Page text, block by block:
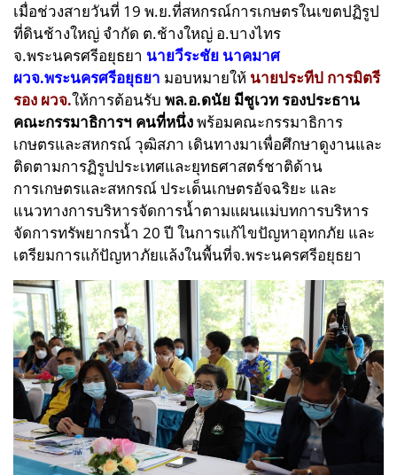
เมื่อช่วงสายวันที่ 19 พ.ย.ที่สหกรณ์การเกษตรในเขตปฏิรูป
ที่ดินช้างใหญ่ จำกัด ต.ช้างใหญ่ อ.บางไทร
จ.พระนครศรีอยุธยา นายวีระชัย นาคมาศ
ผวจ.พระนครศรีอยุธยา มอบหมายให้ นายประทีป การมิตรี
รอง ผวจ.ให้การต้อนรับ พล.อ.ดนัย มีชูเวท รองประธาน
คณะกรรมาธิการฯ คนที่หนึ่งพร้อมคณะกรรมาธิการ
เกษตรและสหกรณ์ วุฒิสภา เดินทางมาเพื่อศึกษาดูงานและ
ติดตามการฏิรูปประเทศและยุทธศาสตร์ชาติด้าน
การเกษตรและสหกรณ์ ประเด็นเกษตรอัจฉริยะ และ
แนวทางการบริหารจัดการน้ำตามแผนแม่บทการบริหาร
จัดการทรัพยากรน้ำ 20 ปี ในการแก้ไขปัญหาอุทกภัย และ
เตรียมการแก้ปัญหาภัยแล้งในพื้นที่จ.พระนครศรีอยุธยา